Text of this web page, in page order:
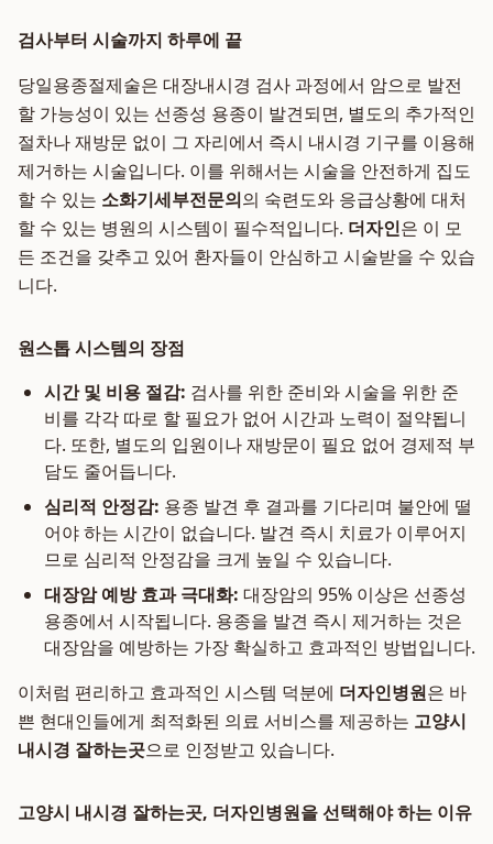
검사부터 시술까지 하루에 끝
당일용종절제술은 대장내시경 검사 과정에서 암으로 발전
할 가능성이 있는 선종성 용종이 발견되면, 별도의 추가적인
절차나 재방문 없이 그 자리에서 즉시 내시경 기구를 이용해
제거하는 시술입니다. 이를 위해서는 시술을 안전하게 집도
할 수 있는 소화기세부전문의의 숙련도와 응급상황에 대처
할 수 있는 병원의 시스템이 필수적입니다. 더자인은 이 모
든 조건을 갖추고 있어 환자들이 안심하고 시술받을 수 있습
니다.
원스톱 시스템의 장점
시간 및 비용 절감: 검사를 위한 준비와 시술을 위한 준
비를 각각 따로 할 필요가 없어 시간과 노력이 절약됩니
다. 또한, 별도의 입원이나 재방문이 필요 없어 경제적 부
담도 줄어듭니다.
심리적 안정감: 용종 발견 후 결과를 기다리며 불안에 떨
어야 하는 시간이 없습니다. 발견 즉시 치료가 이루어지
므로 심리적 안정감을 크게 높일 수 있습니다.
대장암 예방 효과 극대화: 대장암의 95% 이상은 선종성
용종에서 시작됩니다. 용종을 발견 즉시 제거하는 것은
대장암을 예방하는 가장 확실하고 효과적인 방법입니다.
이처럼 편리하고 효과적인 시스템 덕분에 더자인병원은 바
쁜 현대인들에게 최적화된 의료 서비스를 제공하는 고양시
내시경 잘하는곳으로 인정받고 있습니다.
고양시 내시경 잘하는곳, 더자인병원을 선택해야 하는 이유